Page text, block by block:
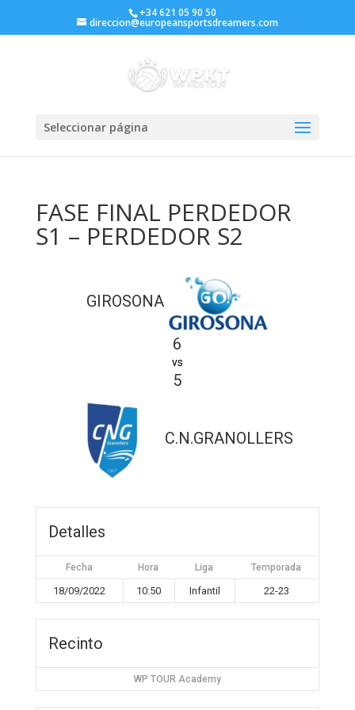
+34 621 05 90 50
direccion@europeansportsdreamers.com
Seleccionar página
FASE FINAL PERDEDOR
S1 – PERDEDOR S2
GIROSONA
6
vs
5
C.N.GRANOLLERS
Detalles
Fecha Hora Liga Temporada
18/09/2022 10:50 Infantil 22-23
Recinto
WP TOUR Academy